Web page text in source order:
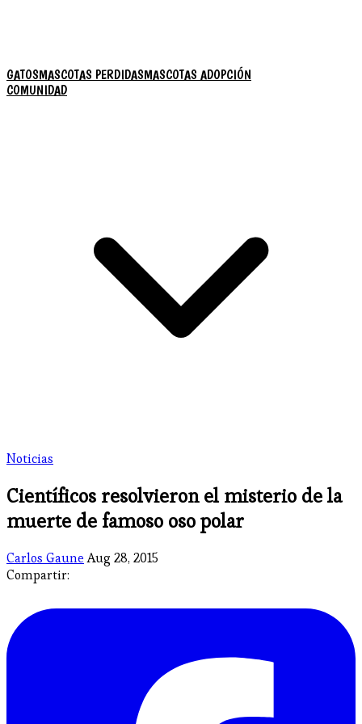
GATOSMASCOTAS PERDIDASMASCOTAS ADOPCIÓN
COMUNIDAD
Noticias
Científicos resolvieron el misterio de la
muerte de famoso oso polar
Carlos Gaune Aug 28, 2015
Compartir: